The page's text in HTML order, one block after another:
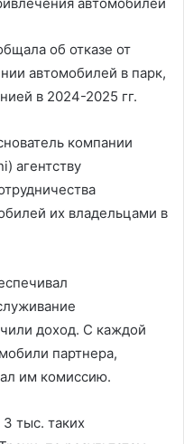
об отказе от
автомобилей в парк,
в 2024-2025 гг.
компании
агентству
их владельцами в
доход. С каждой
партнера,
им комиссию.
тыс. таких